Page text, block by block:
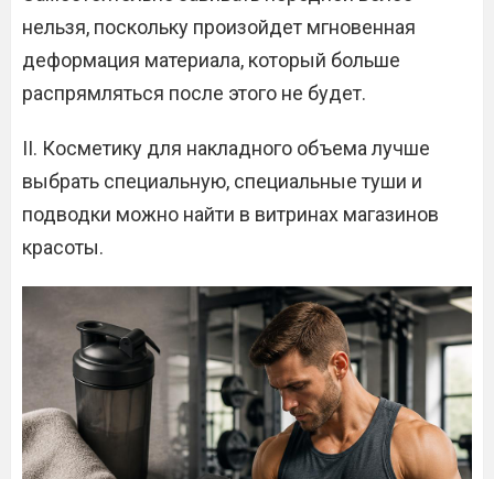
нельзя, поскольку произойдет мгновенная
деформация материала, который больше
распрямляться после этого не будет.
II. Косметику для накладного объема лучше
выбрать специальную, специальные туши и
подводки можно найти в витринах магазинов
красоты.